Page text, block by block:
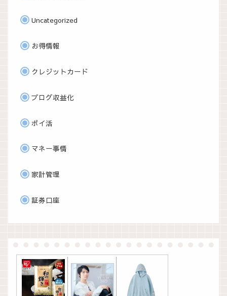
Uncategorized
お得情報
クレジットカード
ブログ収益化
ポイ活
マネー事情
家計管理
証券口座